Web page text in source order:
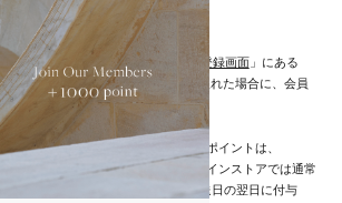
れる1000ポイントは、「新規会員登録画面」にある
の項目で「希望する」にチェックを入れた場合に、会員
ます。
よび初回購入の方に付与される500ポイントは、
での購入では即時付与、オンラインストアでは通常
日後、予約商品、オーダー品は発送日の翌日に付与